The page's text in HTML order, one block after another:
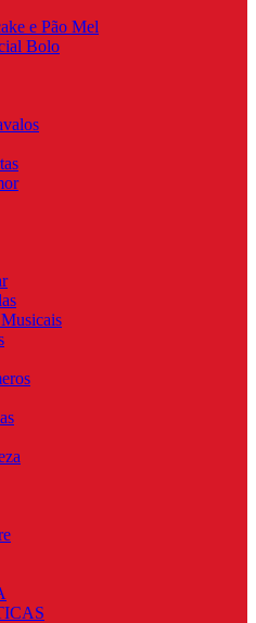
e Pão Mel
Bolo